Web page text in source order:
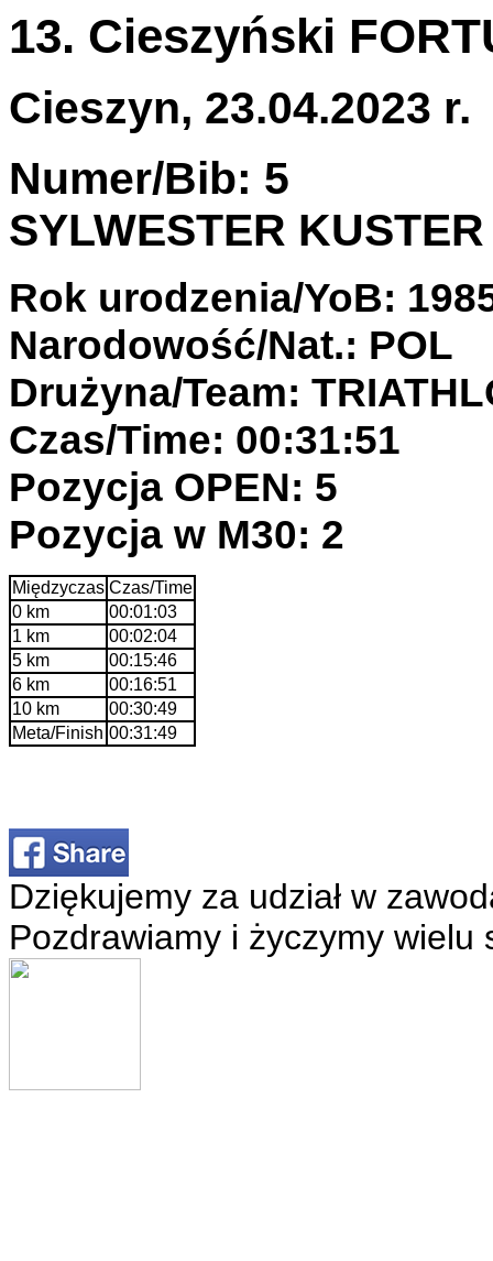
13. Cieszyński
Cieszyn, 23.04.2023 r.
Numer/Bib: 5
SYLWESTER KUSTER
Rok urodzenia/YoB:
Narodowość/Nat.: POL
Drużyna/Team:
Czas/Time: 00:31:51
Pozycja OPEN: 5
Pozycja w M30: 2
Międzyczas Czas/Time
0 km
00:01:03
1 km
00:02:04
5 km
00:15:46
6 km
00:16:51
10 km
00:30:49
Meta/Finish 00:31:49
Dziękujemy za udział w
Pozdrawiamy i życzymy wielu